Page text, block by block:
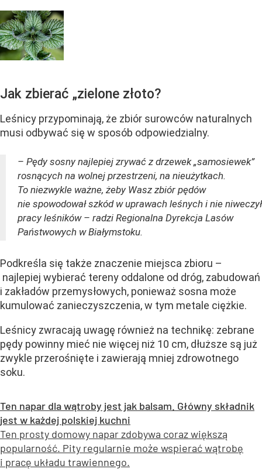
Jak zbierać „zielone złoto?
Leśnicy przypominają, że zbiór surowców naturalnych
musi odbywać się w sposób odpowiedzialny.
– Pędy sosny najlepiej zrywać z drzewek „samosiewek”
rosnących na wolnej przestrzeni, na nieużytkach.
To niezwykle ważne, żeby Wasz zbiór pędów
nie spowodował szkód w uprawach leśnych i nie niweczył
pracy leśników – radzi Regionalna Dyrekcja Lasów
Państwowych w Białymstoku.
Podkreśla się także znaczenie miejsca zbioru –
najlepiej wybierać tereny oddalone od dróg, zabudowań
i zakładów przemysłowych, ponieważ sosna może
kumulować zanieczyszczenia, w tym metale ciężkie.
Leśnicy zwracają uwagę również na technikę: zebrane
pędy powinny mieć nie więcej niż 10 cm, dłuższe są już
zwykle przerośnięte i zawierają mniej zdrowotnego
soku.
Ten napar dla wątroby jest jak balsam. Główny składnik
jest w każdej polskiej kuchni
Ten prosty domowy napar zdobywa coraz większą
popularność. Pity regularnie może wspierać wątrobę
i pracę układu trawiennego.